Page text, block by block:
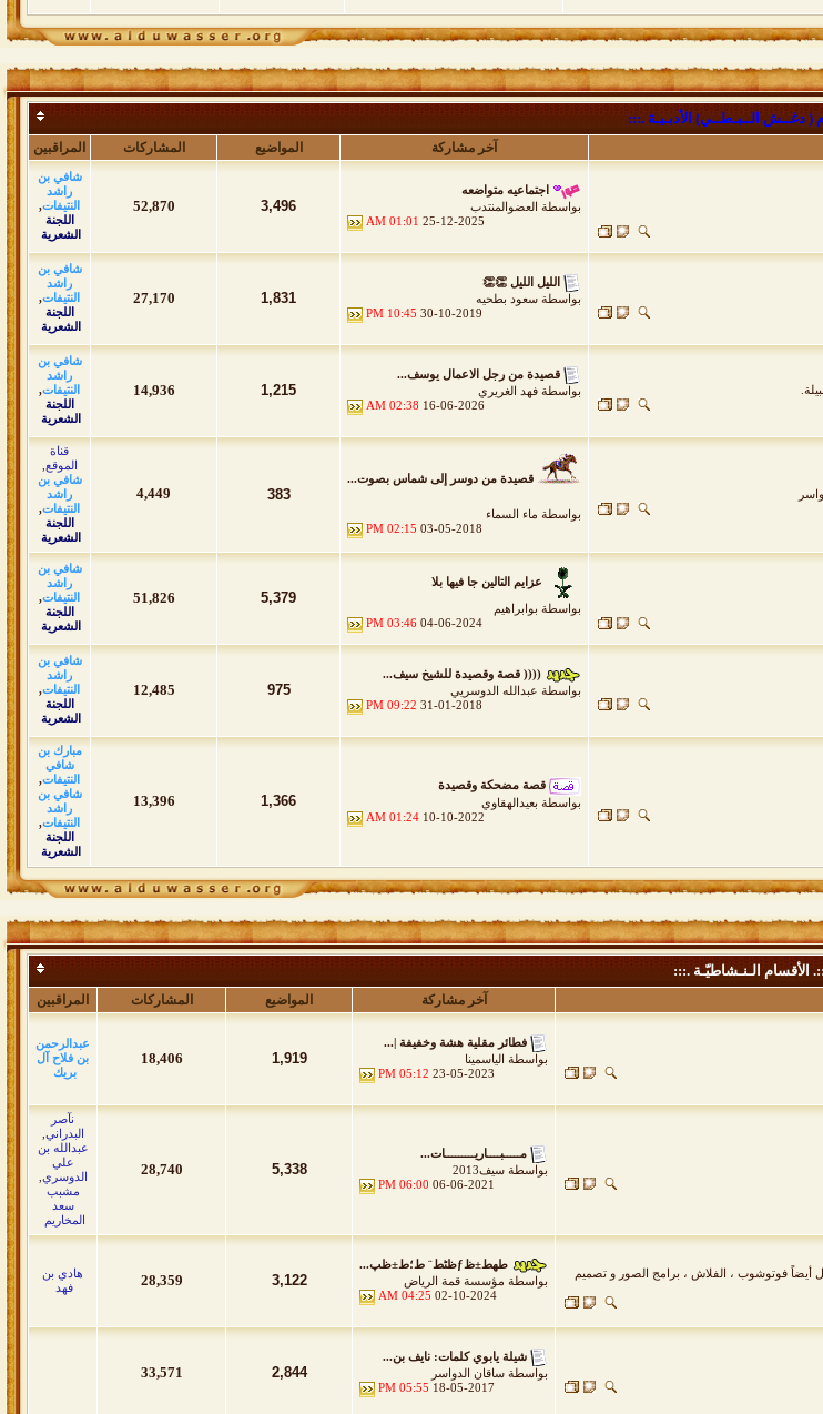
دغــش الــبـطــي) الأدبـيـة .:::
آخر مشاركة المواضيع المشاركات المراقبين
اجتماعيه متواضعه
بواسطة العضوالمنتدب
25-12-2025
01:01 AM
3,496
52,870
شافي بن
راشد
النتيفات,
اللجنة
الشعرية
الليل الليل 👏👏
بواسطة سعود بطحيه
30-10-2019
10:45 PM
1,831
27,170
شافي بن
راشد
النتيفات,
اللجنة
الشعرية
قصيدة من رجل الاعمال يوسف...
بواسطة فهد الغريري
16-06-2026
02:38 AM
1,215
14,936
شافي بن
راشد
النتيفات,
اللجنة
الشعرية
قصيدة من دوسر إلى شماس بصوت...
بواسطة ماء السماء
03-05-2018
02:15 PM
383
4,449
قناة
الموقع
شافي بن
راشد
النتيفات,
اللجنة
الشعرية
عزايم التالين جا فيها بلا
بواسطة بوابراهيم
04-06-2024
03:46 PM
5,379
51,826
شافي بن
راشد
النتيفات,
اللجنة
الشعرية
(((( قصة وقصيدة للشيخ سيف...
بواسطة عبدالله الدوسريي
31-01-2018
09:22 PM
975
12,485
شافي بن
راشد
النتيفات,
اللجنة
الشعرية
قصة مضحكة وقصيدة
بواسطة بعيدالهقاوي
10-10-2022
01:24 AM
1,366
13,396
مبارك بن
شافي
النتيفات,
شافي بن
راشد
النتيفات,
اللجنة
الشعرية
الأقسام الـنـشاطيّـة .:::
آخر مشاركة المواضيع المشاركات المراقبين
فطائر مقلية هشة وخفيفة |...
بواسطة الياسمينا
23-05-2023
05:12 PM
1,919
18,406
عبدالرحمن
بن فلاح آل
بريك
مـــــبــــاريـــــــــات...
بواسطة سيف2013
06-06-2021
06:00 PM
5,338
28,740
نآصر
البدراني
عبدالله بن
علي
الدوسري
مشبب
سعد
المخاريم
أيضاً فوتوشوب ، الفلاش ، برامج الصور و تصميم
طھط±ظƒظٹط¨ ط؛ط±ظپ...
بواسطة مؤسسة قمة الرياض
02-10-2024
04:25 AM
3,122
28,359
هادي بن
فهد
شيلة يابوي كلمات: نايف بن...
بواسطة ساقان الدواسر
18-05-2017
05:55 PM
2,844
33,571